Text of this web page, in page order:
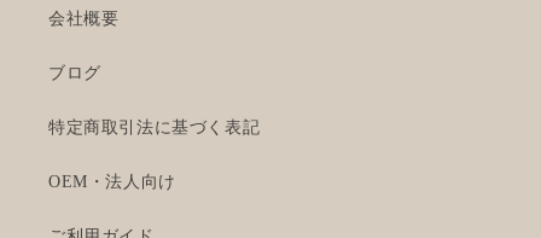
会社概要
ブログ
特定商取引法に基づく表記
OEM・法人向け